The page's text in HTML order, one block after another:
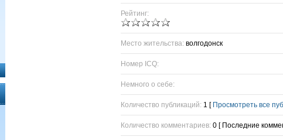
Рейтинг:
Место жительства: волгодонск
Номер ICQ:
Немного о себе:
Количество публикаций: 1 [ Просмотреть все
Количество комментариев: 0 [ Последние